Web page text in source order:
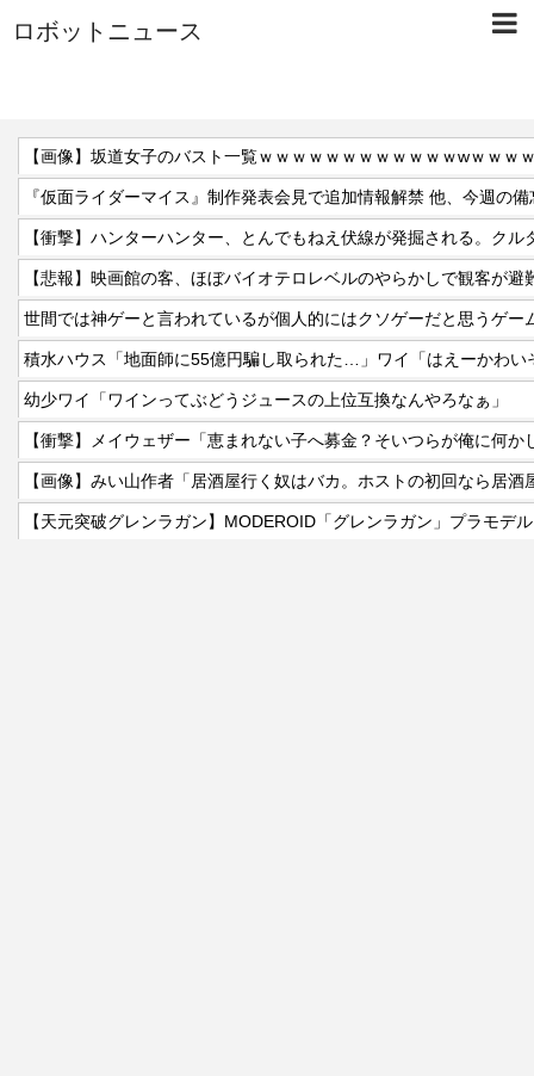
ロボットニュース
【画像】坂道女子のバスト一覧ｗｗｗｗｗｗｗｗｗｗｗｗwｗｗｗ
【悲報】映画館の客、ほぼバイオテロレベルのやらかしで観客が避
世間では神ゲーと言われているが個人的にはクソゲーだと思うゲー
幼少ワイ「ワインってぶどうジュースの上位互換なんやろなぁ」
【天元突破グレンラガン】MODEROID「グレンラガン」プラモデ